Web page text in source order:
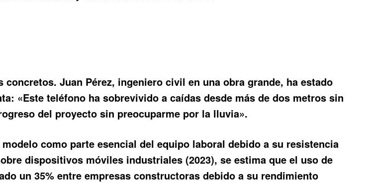
Juan Pérez, ingeniero civil en una obra grande, ha estado
«Este teléfono ha sobrevivido a caídas desde más de dos metros sin
del proyecto sin preocuparme por la lluvia».
como parte esencial del equipo laboral debido a su resistencia
dispositivos móviles industriales (2023), se estima que el uso de
un 35% entre empresas constructoras debido a su rendimiento